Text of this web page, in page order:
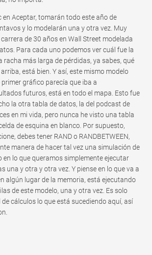
en Aceptar, tomarán todo este año de
y lo modelarán una y otra vez. Muy
de 30 años en Wall Street modelada
Para cada uno podemos ver cuál fue la
racha más larga de pérdidas, ya sabes, qué
está bien. Y así, este mismo modelo
primer gráfico parecía que iba a
futuros, está en todo el mapa. Esto fue
la otra tabla de datos, la del podcast de
en mi vida, pero nunca he visto una tabla
de esquina en blanco. Por supuesto,
debes tener RAND o RANDBETWEEN,
manera de hacer tal vez una simulación de
en lo que queramos simplemente ejecutar
una y otra y otra vez. Y piense en lo que va a
algún lugar de la memoria, está ejecutando
de este modelo, una y otra vez. Es solo
cálculos lo que está sucediendo aquí, así